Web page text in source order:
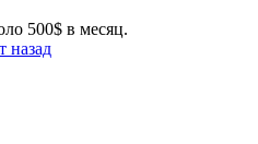
500$ в месяц.
назад